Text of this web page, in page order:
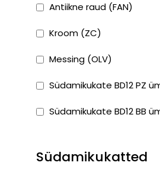
Antiikne raud (FAN)
Kroom (ZC)
Messing (OLV)
Südamikukate BD12 PZ
Südamikukate BD12 BB
Südamikukatted